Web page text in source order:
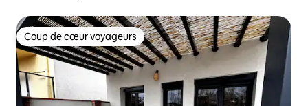
Coup de cœur voyageurs
Coup de cœur voyageurs